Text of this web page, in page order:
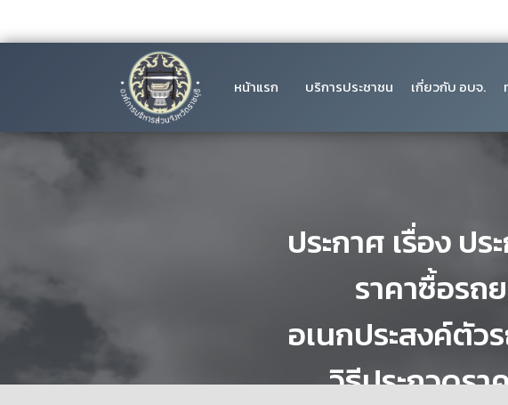
หน้าแรก บริการประชาชน เกี่ยวกับ อบจ.
ประกาศ เรื่อง ป
ราคาซื้อร
อเนกประสงค์ตั
วิธีประกวดร